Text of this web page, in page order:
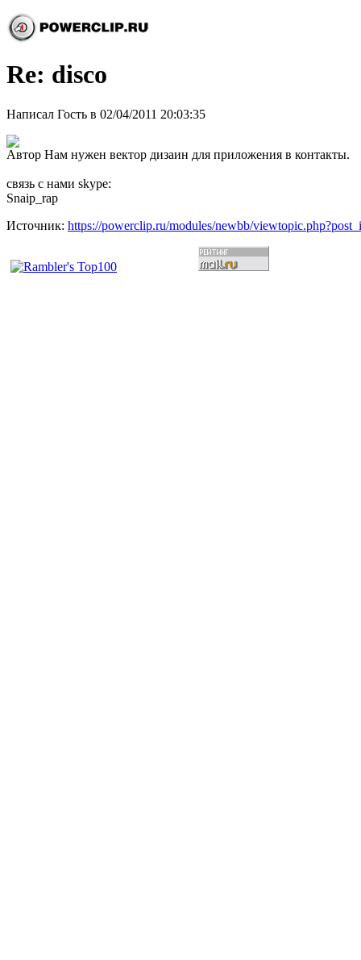
Re: disco
Написал Гость в 02/04/2011 20:03:35
Автор Нам нужен вектор дизаин для приложения в контакты.
связь с нами skype:
Snaip_rap
Источник: https://powerclip.ru/modules/newbb/